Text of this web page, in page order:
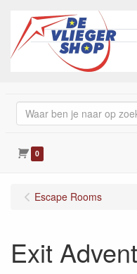
0
Escape Rooms
Exit